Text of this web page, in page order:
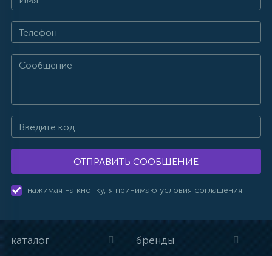
ОТПРАВИТЬ СООБЩЕНИЕ
нажимая на кнопку, я принимаю условия соглашения.
каталог бренды